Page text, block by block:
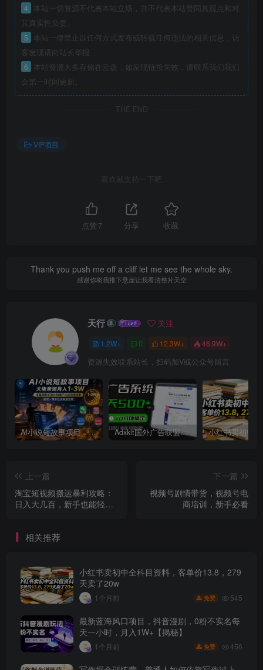
4
本站一切资源不代表本站立场，并不代表本站赞同其观点和对
其真实性负责。
5
本站一律禁止以任何方式发布或转载任何违法的相关信息，访
客发现请向站长举报
6
本站资源大多存储在云盘，如发现链接失效，请联系我们我们
会第一时间更新。
THE END
VIP项目
喜欢就支持一下吧
点赞 7 分享 收藏
Thank you push me off a cliff let me see the whole sky.
感谢你将我推下悬崖让我看清整片天空
天行 关注
1.2W+ 0 12.3W+ 46.9W+
资源失效联系站长，扫码加V或公众号留言
AI小说短故事项目，大佬亲测月入1-3W，零基础教你用AI批量产出优质短故事，实现一稿多吃多渠道变现 Adxkit国外广告联盟系统，一天上500+广告，让你的投放更加高效简单！
上一篇
淘宝短视频搬运暴利攻略：
日入大几百，新手也能轻松
下一篇
视频号剧情带货，视频号电
商培训，新手必看
相关推荐
小红书卖初中全科目资料，客单价13.8，279
天卖了20w
1个月前 免费 545
最新蓝海风口项目，抖音漫剧，0粉不实名每
天一小时，月入1W+【揭秘】
1个月前 免费 456